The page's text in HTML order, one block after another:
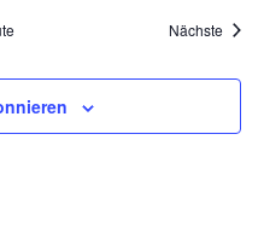
Nächste